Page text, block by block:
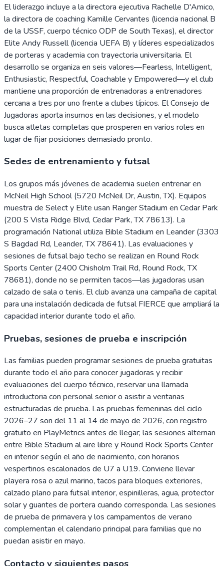
El liderazgo incluye a la directora ejecutiva Rachelle D'Amico,
la directora de coaching Kamille Cervantes (licencia nacional B
de la USSF, cuerpo técnico ODP de South Texas), el director
Elite Andy Russell (licencia UEFA B) y líderes especializados
de porteras y academia con trayectoria universitaria. El
desarrollo se organiza en seis valores—Fearless, Intelligent,
Enthusiastic, Respectful, Coachable y Empowered—y el club
mantiene una proporción de entrenadoras a entrenadores
cercana a tres por uno frente a clubes típicos. El Consejo de
Jugadoras aporta insumos en las decisiones, y el modelo
busca atletas completas que prosperen en varios roles en
lugar de fijar posiciones demasiado pronto.
Sedes de entrenamiento y futsal
Los grupos más jóvenes de academia suelen entrenar en
McNeil High School (5720 McNeil Dr, Austin, TX). Equipos
muestra de Select y Elite usan Ranger Stadium en Cedar Park
(200 S Vista Ridge Blvd, Cedar Park, TX 78613). La
programación National utiliza Bible Stadium en Leander (3303
S Bagdad Rd, Leander, TX 78641). Las evaluaciones y
sesiones de futsal bajo techo se realizan en Round Rock
Sports Center (2400 Chisholm Trail Rd, Round Rock, TX
78681), donde no se permiten tacos—las jugadoras usan
calzado de sala o tenis. El club avanza una campaña de capital
para una instalación dedicada de futsal FIERCE que ampliará la
capacidad interior durante todo el año.
Pruebas, sesiones de prueba e inscripción
Las familias pueden programar sesiones de prueba gratuitas
durante todo el año para conocer jugadoras y recibir
evaluaciones del cuerpo técnico, reservar una llamada
introductoria con personal senior o asistir a ventanas
estructuradas de prueba. Las pruebas femeninas del ciclo
2026–27 son del 11 al 14 de mayo de 2026, con registro
gratuito en PlayMetrics antes de llegar; las sesiones alternan
entre Bible Stadium al aire libre y Round Rock Sports Center
en interior según el año de nacimiento, con horarios
vespertinos escalonados de U7 a U19. Conviene llevar
playera rosa o azul marino, tacos para bloques exteriores,
calzado plano para futsal interior, espinilleras, agua, protector
solar y guantes de portera cuando corresponda. Las sesiones
de prueba de primavera y los campamentos de verano
complementan el calendario principal para familias que no
puedan asistir en mayo.